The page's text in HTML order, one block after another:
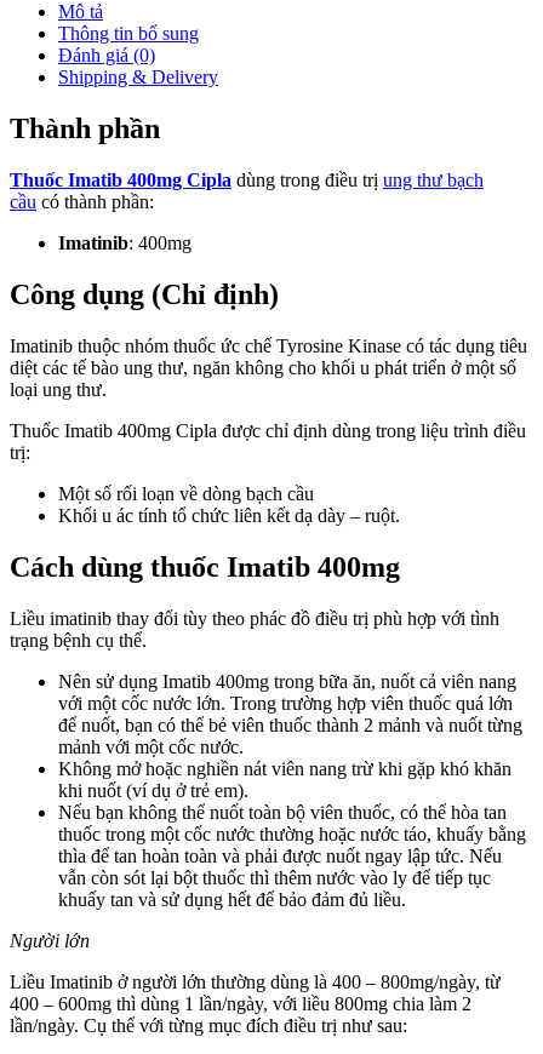
Mô tả
Thông tin bổ sung
Đánh giá (0)
Shipping & Delivery
Thành phần
Thuốc Imatib 400mg Cipla dùng trong điều trị ung thư bạch
cầu có thành phần:
Imatinib: 400mg
Công dụng (Chỉ định)
Imatinib thuộc nhóm thuốc ức chế Tyrosine Kinase có tác dụng tiêu
diệt các tế bào ung thư, ngăn không cho khối u phát triển ở một số
loại ung thư.
Thuốc Imatib 400mg Cipla được chỉ định dùng trong liệu trình điều
trị:
Một số rối loạn về dòng bạch cầu
Khối u ác tính tổ chức liên kết dạ dày – ruột.
Cách dùng thuốc Imatib 400mg
Liều imatinib thay đổi tùy theo phác đồ điều trị phù hợp với tình
trạng bệnh cụ thể.
Nên sử dụng Imatib 400mg trong bữa ăn, nuốt cả viên nang
với một cốc nước lớn. Trong trường hợp viên thuốc quá lớn
để nuốt, bạn có thể bẻ viên thuốc thành 2 mảnh và nuốt từng
mảnh với một cốc nước.
Không mở hoặc nghiền nát viên nang trừ khi gặp khó khăn
khi nuốt (ví dụ ở trẻ em).
Nếu bạn không thể nuốt toàn bộ viên thuốc, có thể hòa tan
thuốc trong một cốc nước thường hoặc nước táo, khuấy bằng
thìa để tan hoàn toàn và phải được nuốt ngay lập tức. Nếu
vẫn còn sót lại bột thuốc thì thêm nước vào ly để tiếp tục
khuấy tan và sử dụng hết để bảo đảm đủ liều.
Người lớn
Liều Imatinib ở người lớn thường dùng là 400 – 800mg/ngày, từ
400 – 600mg thì dùng 1 lần/ngày, với liều 800mg chia làm 2
lần/ngày. Cụ thể với từng mục đích điều trị như sau: